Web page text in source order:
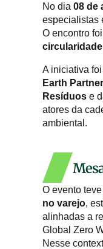
No dia 08 de
especialistas
O encontro
circularidade
A iniciativa
Earth
Resíduos e
atores da
ambiental.
O evento
no varejo,
alinhadas a
Global Zero
Nesse